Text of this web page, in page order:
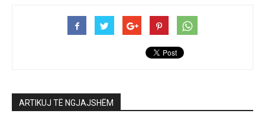
ARTIKUJ TË NGJAJSHËM